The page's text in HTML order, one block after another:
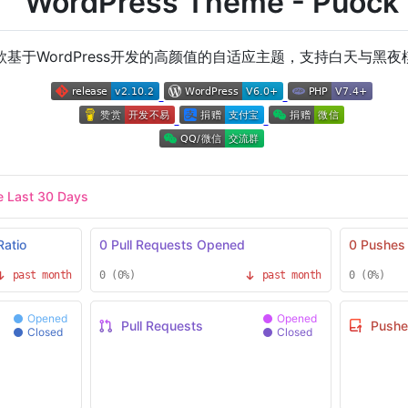
基于WordPress开发的高颜值的自适应主题，支持白天与黑夜